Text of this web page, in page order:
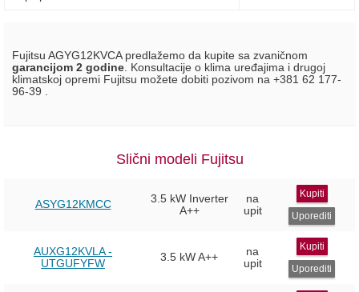
Fujitsu AGYG12KVCA predlažemo da kupite sa zvaničnom
garancijom 2 godine . Konsultacije o klima uređajima i drugoj
klimatskoj opremi Fujitsu možete dobiti pozivom na +381 62 177-
96-39 .
Slični modeli Fujitsu
ASYG12KMCC
3.5 kW Inverter
A++
na
upit
Kupiti
Uporediti
AUXG12KVLA -
UTGUFYFW
3.5 kW A++
na
upit
Kupiti
Uporediti